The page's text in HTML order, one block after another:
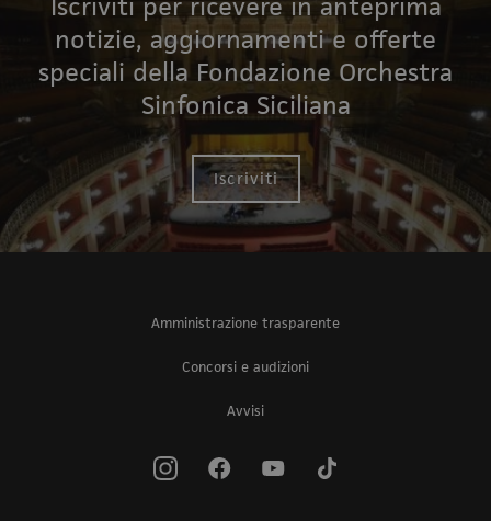
Iscriviti per ricevere in anteprima
notizie, aggiornamenti e offerte
speciali della Fondazione Orchestra
Sinfonica Siciliana
Iscriviti
Amministrazione trasparente
Concorsi e audizioni
Avvisi